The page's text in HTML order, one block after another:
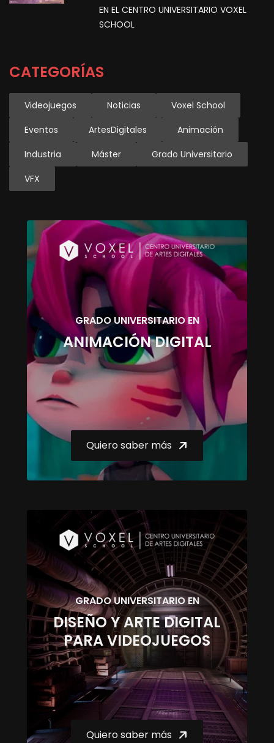
EN EL CENTRO UNIVERSITARIO VOXEL
SCHOOL
CATEGORÍAS
Videojuegos Noticias
Voxel School
Eventos
ArtesDigitales
Animación
Industria
Máster
Grado Universitario
VFX
GRADO UNIVERSITARIO EN
ANIMACIÓN DIGITAL
Quiero saber más
GRADO UNIVERSITARIO EN
DISEÑO Y ARTE DIGITAL
PARA VIDEOJUEGOS
Quiero saber más